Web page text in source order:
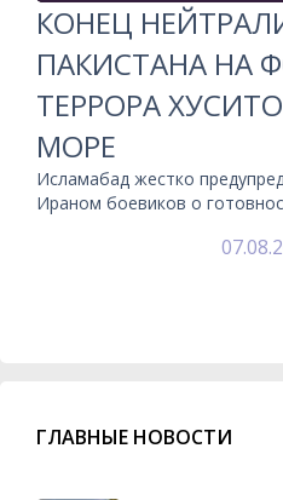
КОНЕЦ
ПАКИСТАНА НА
ТЕРРОРА
МОРЕ
Исламабад жестко
Ираном боевиков о
ГЛАВНЫЕ НОВОСТИ